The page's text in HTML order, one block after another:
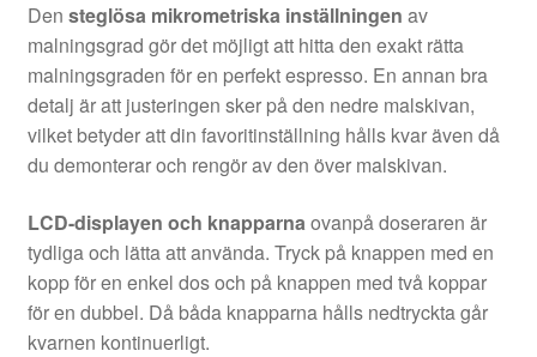
Den steglösa mikrometriska inställningen av
malningsgrad gör det möjligt att hitta den exakt rätta
malningsgraden för en perfekt espresso. En annan bra
detalj är att justeringen sker på den nedre malskivan,
vilket betyder att din favoritinställning hålls kvar även då
du demonterar och rengör av den över malskivan.
LCD-displayen och knapparnaovanpå doseraren är
tydliga och lätta att använda. Tryck på knappen med en
kopp för en enkel dos och på knappen med två koppar
för en dubbel. Då båda knapparna hålls nedtryckta går
kvarnen kontinuerligt.